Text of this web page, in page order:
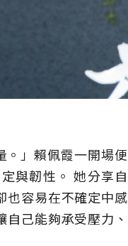
。」賴佩霞一開場便
與韌性。 她分享自
也容易在不確定中感
己能夠承受壓力、